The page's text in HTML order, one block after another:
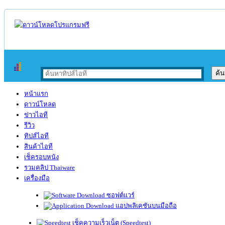
หน้าแรก
ดาวน์โหลด
ข่าวไอที
รีวิว
ทิปส์ไอที
สินค้าไอที
เช็ครอบหนัง
รวมคลิป Thaiware
เครื่องมือ
ซอฟต์แวร์
แอปพลิเคชันบนมือถือ
เช็คความเร็วเน็ต (Speedtest)